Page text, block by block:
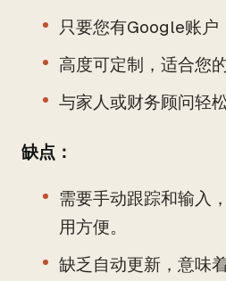
只要您有Google账户
高度可定制，适合您
与家人或财务顾问轻
缺点：
需要手动跟踪和输入
用方便。
缺乏自动更新，意味